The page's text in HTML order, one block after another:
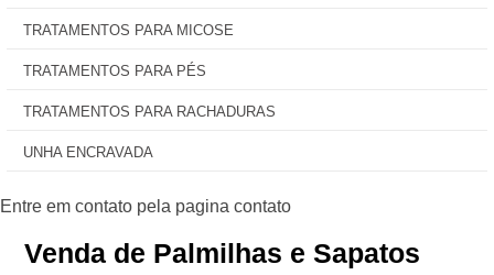
TRATAMENTOS PARA MICOSE
TRATAMENTOS PARA PÉS
TRATAMENTOS PARA RACHADURAS
UNHA ENCRAVADA
Venda de Palmilhas e Sapatos